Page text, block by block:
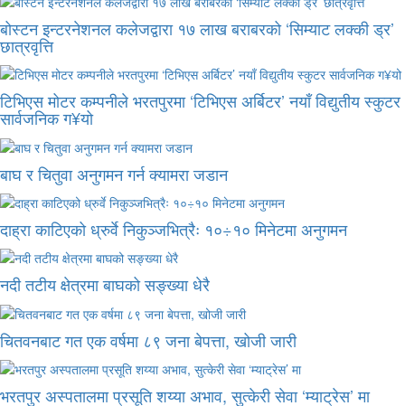
बोस्टन इन्टरनेशनल कलेजद्वारा १७ लाख बराबरको ‘सिम्याट लक्की ड्र’
छात्रवृत्ति
टिभिएस मोटर कम्पनीले भरतपुरमा ‘टिभिएस अर्बिटर’ नयाँ विद्युतीय स्कुटर
सार्वजनिक ग¥यो
बाघ र चितुवा अनुगमन गर्न क्यामरा जडान
दाह्रा काटिएको ध्रुर्वे निकुञ्जभित्रैः १०÷१० मिनेटमा अनुगमन
नदी तटीय क्षेत्रमा बाघको सङ्ख्या धेरै
चितवनबाट गत एक वर्षमा ८९ जना बेपत्ता, खोजी जारी
भरतपुर अस्पतालमा प्रसूति शय्या अभाव, सुत्केरी सेवा ‘म्याट्रेस’ मा